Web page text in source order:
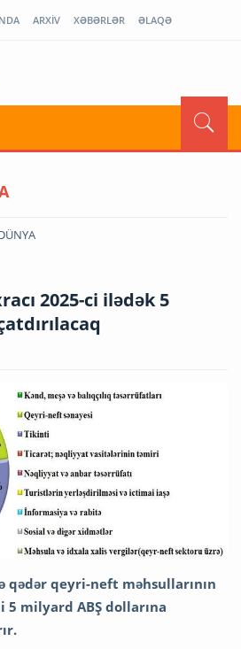
ARXİV XƏBƏRLƏR ƏLAQƏ
2025-ci ilədək 5
qədər qeyri-neft məhsullarının
5 milyard ABŞ dollarına